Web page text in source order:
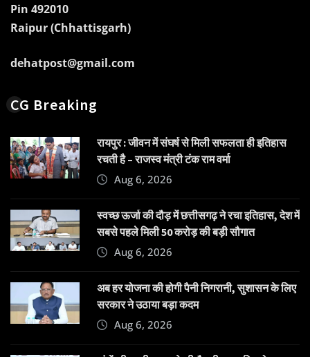
Pin 492010
Raipur (Chhattisgarh)
dehatpost@gmail.com
CG Breaking
रायपुर : जीवन में संघर्ष से मिली सफलता ही इतिहास
रचती है – राजस्व मंत्री टंक राम वर्मा
Aug 6, 2026
स्वच्छ ऊर्जा की दौड़ में छत्तीसगढ़ ने रचा इतिहास, देश में
सबसे पहले मिली 50 करोड़ की बड़ी सौगात
Aug 6, 2026
अब हर योजना की होगी पैनी निगरानी, सुशासन के लिए
सरकार ने उठाया बड़ा कदम
Aug 6, 2026